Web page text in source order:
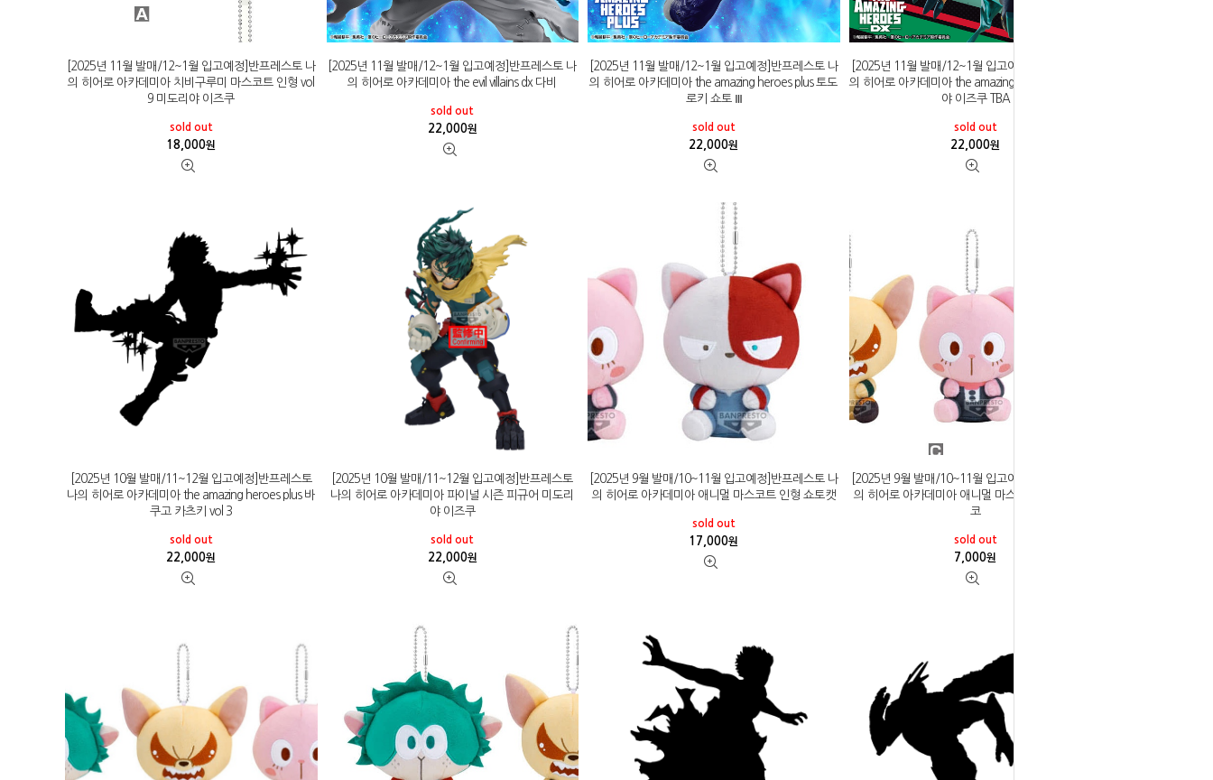
[2025년 11월 발매/12~1월 입고예정]반프레스토 나
의 히어로 아카데미아 치비구루미 마스코트 인형 vol
9 미도리야 이즈쿠
sold out
18,000원
[2025년 11월 발매/12~1월 입고예정]반프레스토 나
의 히어로 아카데미아 the evil villains dx 다비
sold out
22,000원
[2025년 11월 발매/12~1월 입고예정]반프레스토 나
의 히어로 아카데미아 the amazing heroes plus 토도
로키 쇼토 Ⅲ
sold out
22,000원
[2025년 11월 발매/12~1월 입고예정]반프레스토 나
의 히어로 아카데미아 the amazing heroes dx 미도리
야 이즈쿠 TBA
sold out
22,000원
[2025년 10월 발매/11~12월 입고예정]반프레스토
나의 히어로 아카데미아 the amazing heroes plus 바
쿠고 카츠키 vol 3
sold out
22,000원
[2025년 10월 발매/11~12월 입고예정]반프레스토
나의 히어로 아카데미아 파이널 시즌 피규어 미도리
야 이즈쿠
sold out
22,000원
[2025년 9월 발매/10~11월 입고예정]반프레스토 나
의 히어로 아카데미아 애니멀 마스코트 인형 쇼토캣
sold out
17,000원
[2025년 9월 발매/10~11월 입고예정]반프레스토 나
의 히어로 아카데미아 애니멀 마스코트 인형 오챠네
코
sold out
7,000원